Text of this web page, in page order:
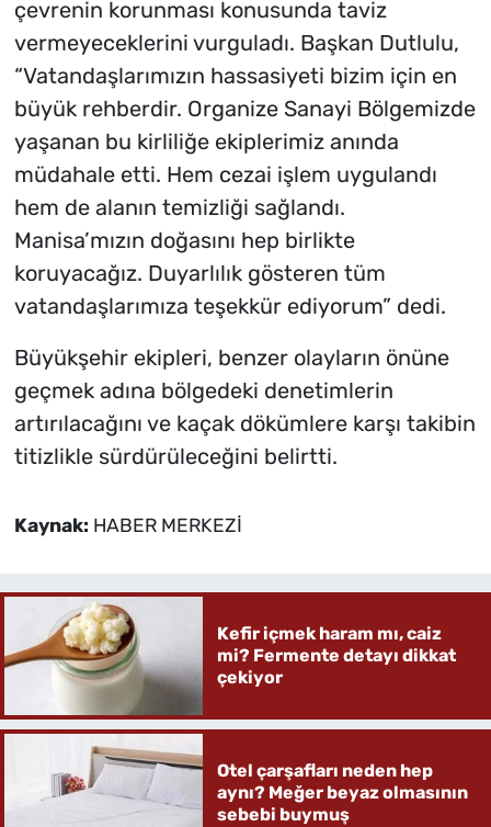
çevrenin korunması konusunda taviz
vermeyeceklerini vurguladı. Başkan Dutlulu,
“Vatandaşlarımızın hassasiyeti bizim için en
büyük rehberdir. Organize Sanayi Bölgemizde
yaşanan bu kirliliğe ekiplerimiz anında
müdahale etti. Hem cezai işlem uygulandı
hem de alanın temizliği sağlandı.
Manisa’mızın doğasını hep birlikte
koruyacağız. Duyarlılık gösteren tüm
vatandaşlarımıza teşekkür ediyorum” dedi.
Büyükşehir ekipleri, benzer olayların önüne
geçmek adına bölgedeki denetimlerin
artırılacağını ve kaçak dökümlere karşı takibin
titizlikle sürdürüleceğini belirtti.
Kaynak: HABER MERKEZİ
Kefir içmek haram mı, caiz
mi? Fermente detayı dikkat
çekiyor
Otel çarşafları neden hep
aynı? Meğer beyaz olmasının
sebebi buymuş